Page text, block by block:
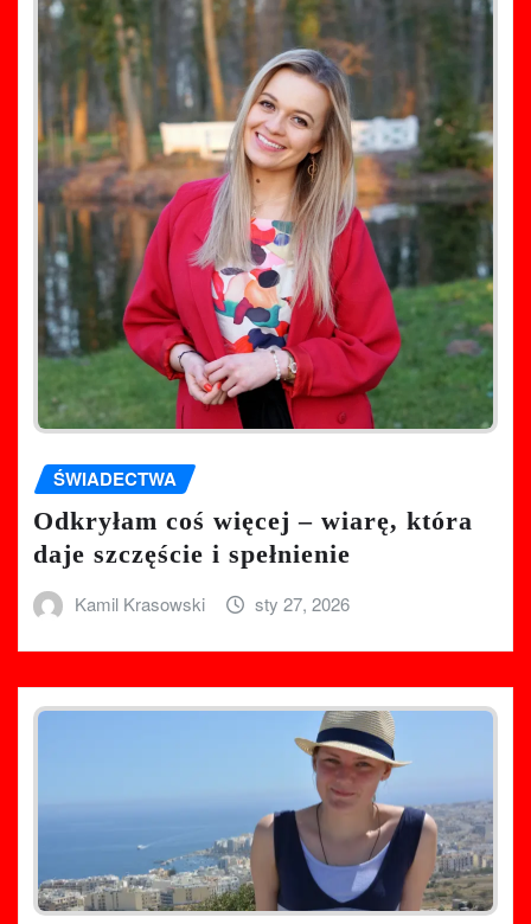
ŚWIADECTWA
Odkryłam coś więcej – wiarę, która
daje szczęście i spełnienie
Kamil Krasowski sty 27, 2026